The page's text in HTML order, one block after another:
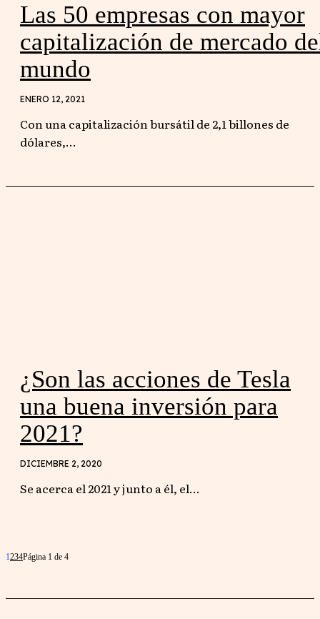
Las 50 empresas con mayor
capitalización de mercado
mundo
ENERO 12, 2021
Con una capitalización bursátil de 2,1 billones de
dólares,...
¿Son las acciones de Tesla
una buena inversión para
2021?
DICIEMBRE 2, 2020
Se acerca el 2021 y junto a él, el...
1234Página 1 de 4